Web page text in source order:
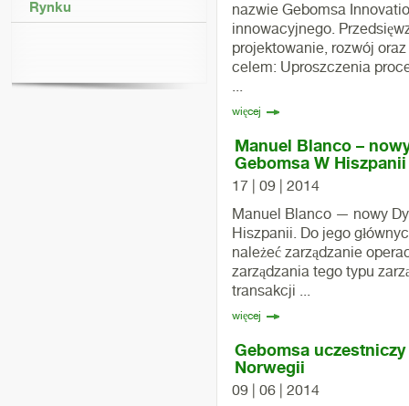
Rynku
nazwie Gebomsa
innowacyjnego.
projektowanie, rozwój
celem: Uproszczenia
...
więcej
Manuel Blanco –
Gebomsa W Hiszpanii
17 | 09 | 2014
Manuel Blanco — nowy
Hiszpanii. Do jego
należeć zarządzanie
zarządzania tego typu
transakcji ...
więcej
Gebomsa
Norwegii
09 | 06 | 2014